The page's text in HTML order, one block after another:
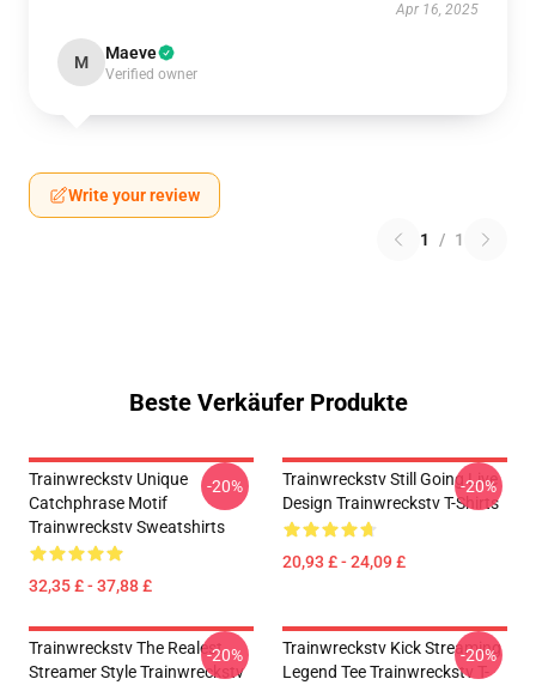
Apr 16, 2025
M Maeve
Verified owner
Write your review
1 / 1
Beste Verkäufer Produkte
Trainwreckstv Unique
Catchphrase Motif
Trainwreckstv Sweatshirts
32,35 £ - 37,88 £
-20%
Trainwreckstv Still Going Live
Design Trainwreckstv T-Shirts
20,93 £ - 24,09 £
-20%
Trainwreckstv The Realest
Streamer Style Trainwreckstv
-20%
Trainwreckstv Kick Streaming
Legend Tee Trainwreckstv T-
-20%